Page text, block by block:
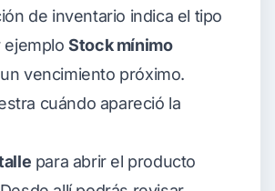
de inventario indica el tipo
ejemploStock mínimo
vencimiento próximo.
cuándo apareció la
para abrir el producto